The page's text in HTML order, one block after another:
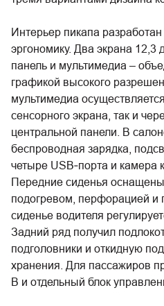
Интерьер пикапа
эргономику. Два экрана
панель и мультимедиа –
графикой высокого
мультимедиа
сенсорного экрана, так и
центральной панели. В
беспроводная зарядка,
четыре USB‑порта и камера
Передние сиденья оснащены
подогревом, перфорацией и
сиденье водителя
Задний ряд получил
подголовники и откидную
хранения. Для пассажиров
В и отдельный блок